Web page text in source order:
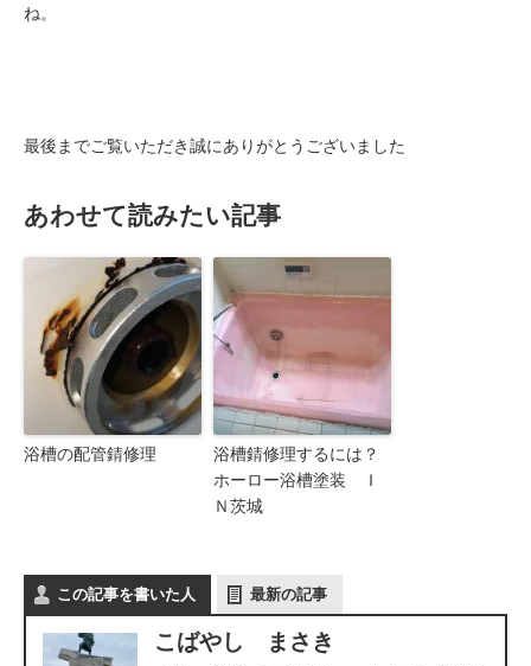
ね。
最後までご覧いただき誠にありがとうございました
あわせて読みたい記事
浴槽の配管錆修理
浴槽錆修理するには？
ホーロー浴槽塗装 Ｉ
Ｎ茨城
この記事を書いた人 最新の記事
こばやし まさき